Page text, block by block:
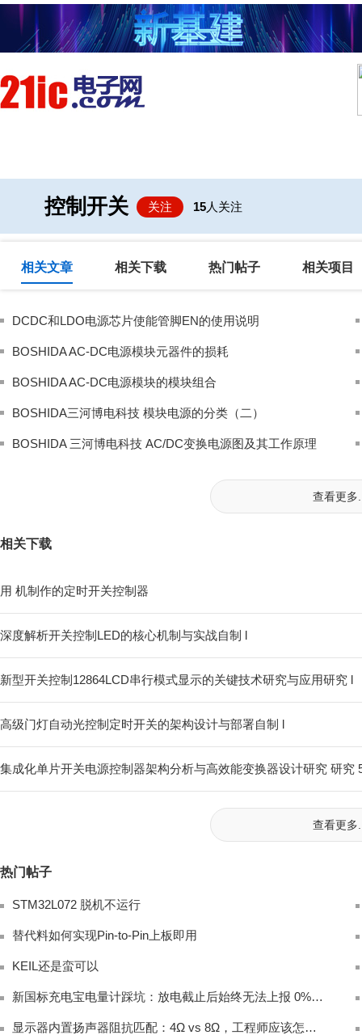
控制开关 关注 15人关注
相关文章 相关下载 热门帖子 相关项目
DCDC和LDO电源芯片使能管脚EN的使用说明
BOSHIDA AC-DC电源模块元器件的损耗
BOSHIDA AC-DC电源模块的模块组合
BOSHIDA三河博电科技 模块电源的分类（二）
BOSHIDA 三河博电科技 AC/DC变换电源图及其工作原理
查看更多
相关下载
用 机制作的定时开关控制器
深度解析开关控制LED的核心机制与实战自制 l
新型开关控制12864LCD串行模式显示的关键技术研究与应用研究 l
高级门灯自动光控制定时开关的架构设计与部署自制 l
集成化单片开关电源控制器架构分析与高效能变换器设计研究 研究
查看更多
热门帖子
STM32L072 脱机不运行
替代料如何实现Pin-to-Pin上板即用
KEIL还是蛮可以
新国标充电宝电量计踩坑：放电截止后始终无法上报 0% 电量完整排查
显示器内置扬声器阻抗匹配：4Ω vs 8Ω，工程师应该怎么选？